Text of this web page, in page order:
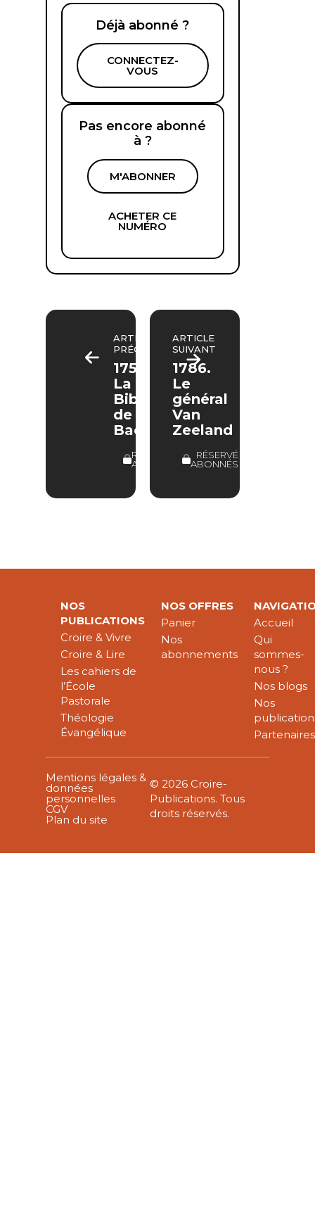
Déjà abonné ?
CONNECTEZ-
VOUS
Pas encore abonné
à ?
M'ABONNER
ACHETER CE
NUMÉRO
ARTICLE
PRÉCÉDENT
1750.
La
Bible
de
Bach
RÉSERVÉ
ABONNÉS
ARTICLE
SUIVANT
1786.
Le
général
Van
Zeeland
RÉSERVÉ
ABONNÉS
NOS
PUBLICATIONS
Croire & Vivre
Croire & Lire
Les cahiers de
l’École
Pastorale
Théologie
Évangélique
NOS OFFRES
Panier
Nos
abonnements
Accueil
Qui
sommes-
nous ?
Nos blogs
Nos
Partenaires
Mentions légales &
données
personnelles
CGV
Plan du site
© 2026 Croire-
Publications. Tous
droits réservés.